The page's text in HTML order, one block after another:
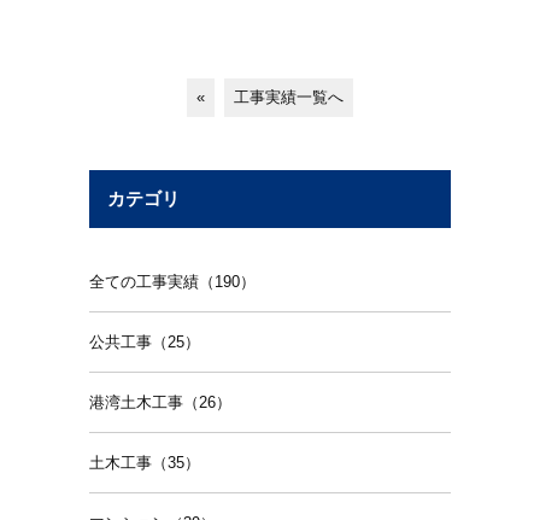
« 工事実績一覧へ
カテゴリ
全ての工事実績（190）
公共工事（25）
港湾土木工事（26）
土木工事（35）